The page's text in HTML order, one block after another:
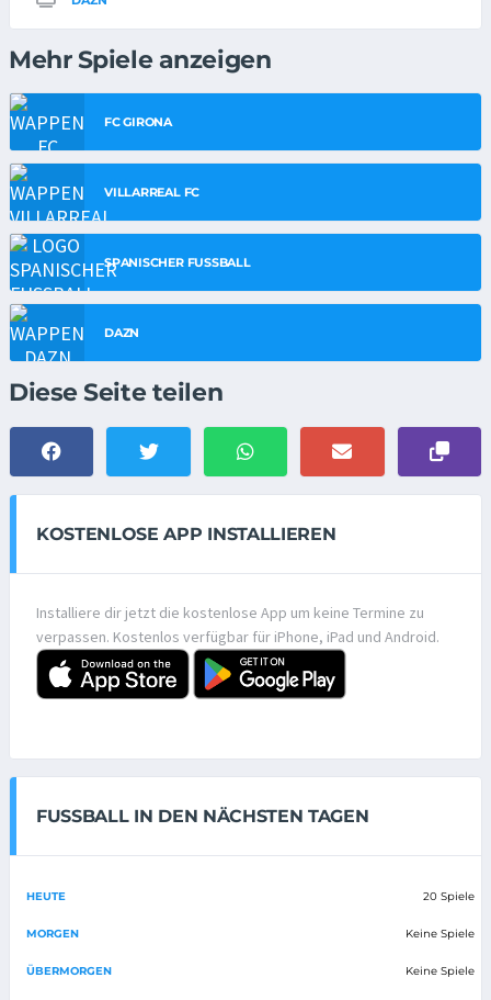
Mehr Spiele anzeigen
FC GIRONA
VILLARREAL FC
SPANISCHER FUSSBALL
DAZN
Diese Seite teilen
KOSTENLOSE APP INSTALLIEREN
Installiere dir jetzt die kostenlose App um keine Termine zu
verpassen. Kostenlos verfügbar für iPhone, iPad und Android.
FUSSBALL IN DEN NÄCHSTEN TAGEN
HEUTE 20 Spiele
MORGEN Keine Spiele
ÜBERMORGEN Keine Spiele